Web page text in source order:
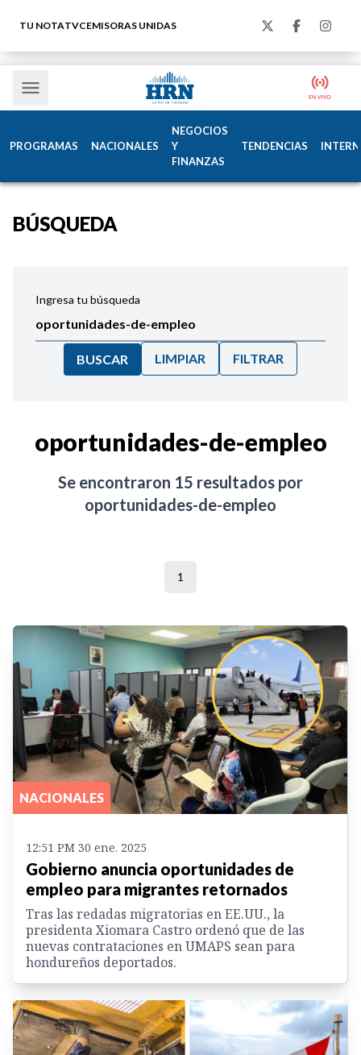
TU NOTATVCEMISORAS UNIDAS
PROGRAMAS NACIONALES
NEGOCIOS
Y
FINANZAS
TENDENCIAS
BÚSQUEDA
Ingresa tu búsqueda
BUSCAR LIMPIAR FILTRAR
oportunidades-de-empleo
Se encontraron 15 resultados por
oportunidades-de-empleo
1
NACIONALES
12:51 PM 30 ene. 2025
Gobierno anuncia oportunidades de
empleo para migrantes retornados
Tras las redadas migratorias en EE.UU., la
presidenta Xiomara Castro ordenó que de las
nuevas contrataciones en UMAPS sean para
hondureños deportados.